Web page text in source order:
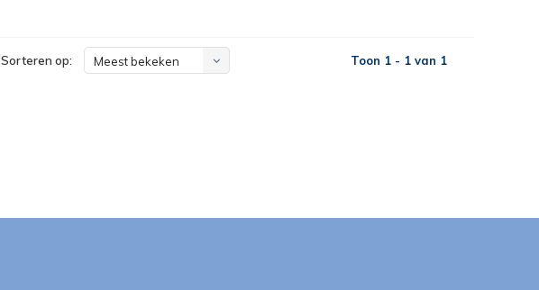
Sorteren op: Meest bekeken Toon 1 - 1 van 1